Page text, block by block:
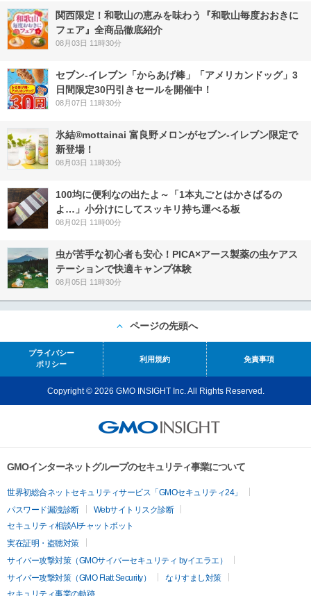
関西限定！和歌山の恵みを味わう『和歌山毎度おおきに
フェア』全商品徹底紹介
08月03日 11時30分
セブン‐イレブン「からあげ棒」「アメリカンドッグ」3
日間限定30円引きセールを開催中！
08月07日 11時30分
氷結®mottainai 富良野メロンがセブン‐イレブン限定で
新登場！
08月03日 11時30分
100均に便利なの出たよ～「1本丸ごとはかさばるの
よ…」小分けにしてスッキリ持ち運べる板
08月02日 11時00分
虫が苦手な初心者も安心！PICA×アース製薬の虫ケアス
テーションで快適キャンプ体験
08月05日 11時30分
ページの先頭へ
プライバシー
ポリシー
利用規約 免責事項
Copyright © 2026 GMO INSIGHT Inc. All Rights Reserved.
GMOインターネットグループのセキュリティ事業について
世界初総合ネットセキュリティサービス「GMOセキュリティ24」
パスワード漏洩診断
Webサイトリスク診断
セキュリティ相談AIチャットボット
実在証明・盗聴対策
サイバー攻撃対策（GMOサイバーセキュリティ byイエラエ）
サイバー攻撃対策（GMO Flatt Security）
なりすまし対策